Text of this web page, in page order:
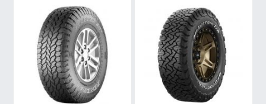
R - max 170km/h
Indice greutate
121/118